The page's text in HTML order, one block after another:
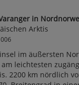
in
Arktis
im äußersten
leichtesten
2200 km nördlich